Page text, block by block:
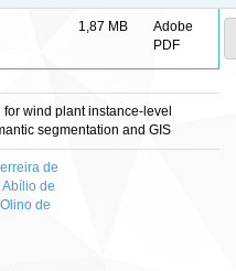
1,87 MB
Adobe
PDF
wind plant instance-level
segmentation and GIS
de
de
de